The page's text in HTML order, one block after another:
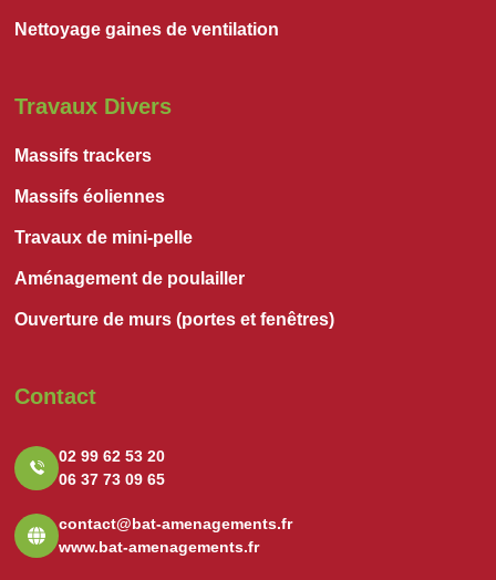
Nettoyage gaines de ventilation
Travaux Divers
Massifs trackers
Massifs éoliennes
Travaux de mini-pelle
Aménagement de poulailler
Ouverture de murs (portes et fenêtres)
Contact
02 99 62 53 20
06 37 73 09 65
contact@bat-amenagements.fr
www.bat-amenagements.fr